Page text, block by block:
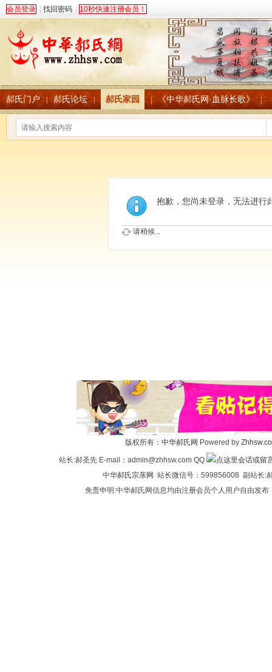
会员登录 找回密码 10秒快速注册会员！
郝氏门户 | 郝氏论坛 | 郝氏家园 《中华郝氏网·血脉长歌》
抱歉，您尚未登录，无法进行
请稍候...
版权所有： 中华郝氏网 Powered by
站长:郝圣先 E-mail：admin@zhhsw.com QQ
中华郝氏宗亲网 站长微信号：599856008 副站长:
免责申明:中华郝氏网信息均由注册会员个人用户自由发